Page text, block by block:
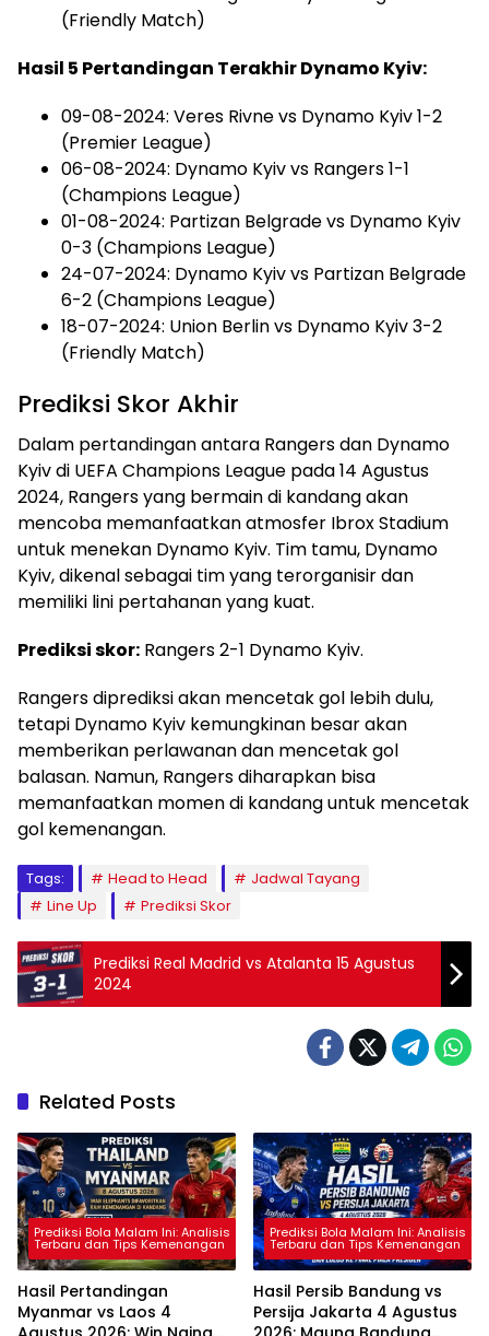
(Friendly Match)
Hasil 5 Pertandingan Terakhir Dynamo Kyiv:
09-08-2024: Veres Rivne vs Dynamo Kyiv 1-2
(Premier League)
06-08-2024: Dynamo Kyiv vs Rangers 1-1
(Champions League)
01-08-2024: Partizan Belgrade vs Dynamo Kyiv
0-3 (Champions League)
24-07-2024: Dynamo Kyiv vs Partizan Belgrade
6-2 (Champions League)
18-07-2024: Union Berlin vs Dynamo Kyiv 3-2
(Friendly Match)
Prediksi Skor Akhir
Dalam pertandingan antara Rangers dan Dynamo
Kyiv di UEFA Champions League pada 14 Agustus
2024, Rangers yang bermain di kandang akan
mencoba memanfaatkan atmosfer Ibrox Stadium
untuk menekan Dynamo Kyiv. Tim tamu, Dynamo
Kyiv, dikenal sebagai tim yang terorganisir dan
memiliki lini pertahanan yang kuat.
Prediksi skor: Rangers 2-1 Dynamo Kyiv.
Rangers diprediksi akan mencetak gol lebih dulu,
tetapi Dynamo Kyiv kemungkinan besar akan
memberikan perlawanan dan mencetak gol
balasan. Namun, Rangers diharapkan bisa
memanfaatkan momen di kandang untuk mencetak
gol kemenangan.
Tags: Head to Head
Jadwal Tayang
Line Up
Prediksi Skor
Prediksi Real Madrid vs Atalanta 15 Agustus
2024
Related Posts
Prediksi Bola Malam Ini: Analisis
Terbaru dan Tips Kemenangan
Hasil Pertandingan
Myanmar vs Laos 4
Prediksi Bola Malam Ini: Analisis
Terbaru dan Tips Kemenangan
Hasil Persib Bandung vs
Persija Jakarta 4 Agustus